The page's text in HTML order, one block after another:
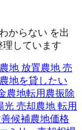
からない を出
しています
地 放置農地 売
農地を貸したい
農地転用 農振除
光 売却農地 転用
候補農地価格